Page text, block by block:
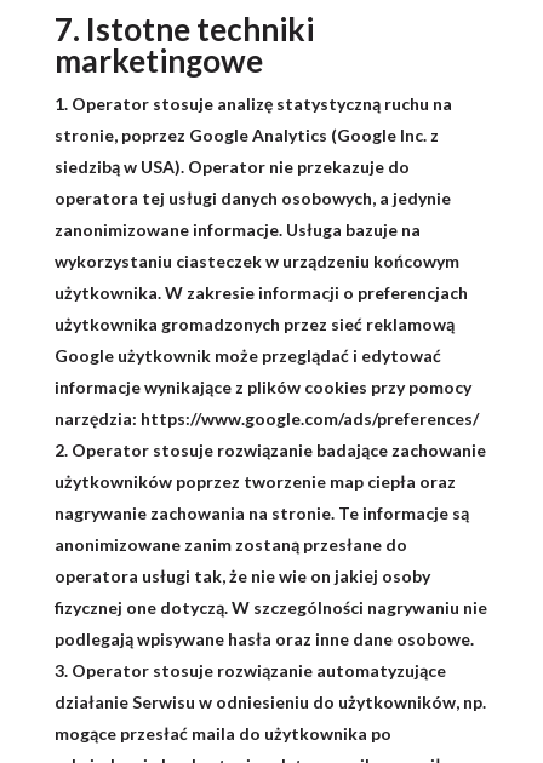
7. Istotne techniki
marketingowe
Operator stosuje analizę statystyczną ruchu na
stronie, poprzez Google Analytics (Google Inc. z
siedzibą w USA). Operator nie przekazuje do
operatora tej usługi danych osobowych, a jedynie
zanonimizowane informacje. Usługa bazuje na
wykorzystaniu ciasteczek w urządzeniu końcowym
użytkownika. W zakresie informacji o preferencjach
użytkownika gromadzonych przez sieć reklamową
Google użytkownik może przeglądać i edytować
informacje wynikające z plików cookies przy pomocy
narzędzia: https://www.google.com/ads/preferences/
Operator stosuje rozwiązanie badające zachowanie
użytkowników poprzez tworzenie map ciepła oraz
nagrywanie zachowania na stronie. Te informacje są
anonimizowane zanim zostaną przesłane do
operatora usługi tak, że nie wie on jakiej osoby
fizycznej one dotyczą. W szczególności nagrywaniu nie
podlegają wpisywane hasła oraz inne dane osobowe.
Operator stosuje rozwiązanie automatyzujące
działanie Serwisu w odniesieniu do użytkowników, np.
mogące przesłać maila do użytkownika po